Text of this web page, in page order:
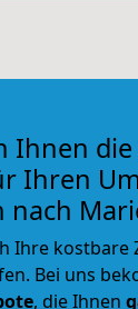
Ihnen
Ihren
nach
Ihre kostbare
Bei uns
, die Ihnen